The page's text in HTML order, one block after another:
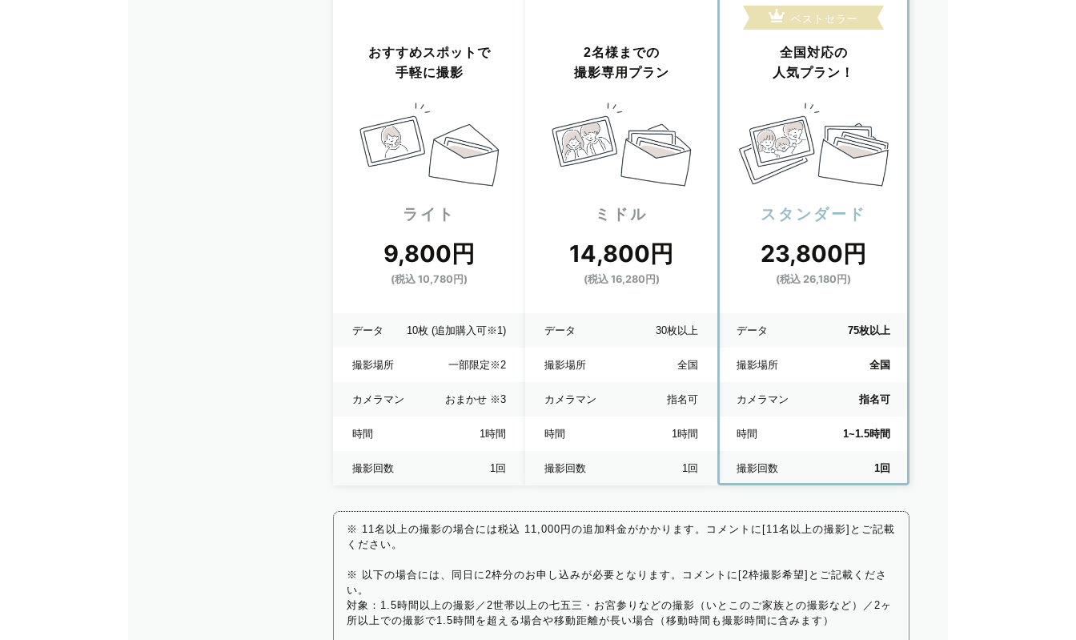
おすすめスポットで
手軽に撮影
ライト
9,800円
(税込 10,780円)
データ 10枚 (追加購入可※1)
撮影場所 一部限定 ※2
カメラマン おまかせ ※3
時間 1時間
撮影回数 1回
2名様までの
撮影専用プラン
ミドル
14,800円
(税込 16,280円)
データ 30枚以上
撮影場所 全国
カメラマン 指名可
時間 1時間
撮影回数 1回
ベストセラー
全国対応の
人気プラン！
スタンダード
23,800円
(税込 26,180円)
データ 75枚以上
撮影場所 全国
カメラマン 指名可
時間 1~1.5時間
撮影回数 1回
※ 11名以上の撮影の場合には税込 11,000円の追加料金がかかります。コメントに[11名以上の撮影]とご記載
ください。
※ 以下の場合には、同日に2枠分のお申し込みが必要となります。コメントに[2枠撮影希望]とご記載くださ
い。
対象：1.5時間以上の撮影／2世帯以上の七五三・お宮参りなどの撮影（いとこのご家族との撮影など）／2ヶ
所以上での撮影で1.5時間を超える場合や移動距離が長い場合（移動時間も撮影時間に含みます）